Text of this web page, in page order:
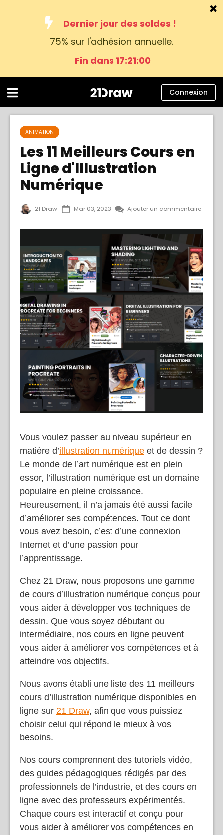
Dernier jour des soldes !
75% sur l'adhésion annuelle.
Fin dans 17:20:59
Aide
Blog
À propos
Connexion
Français
Connexion
ANIMATION
Les 11 Meilleurs Cours en
Ligne d'Illustration
Numérique
21 Draw Mar 03, 2023 Ajouter un commentaire
Vous voulez passer au niveau supérieur en
matière d’illustration numérique et de dessin ?
Le monde de l’art numérique est en plein
essor, l’illustration numérique est un domaine
populaire en pleine croissance.
Heureusement, il n’a jamais été aussi facile
d’améliorer ses compétences. Tout ce dont
vous avez besoin, c’est d’une connexion
Internet et d’une passion pour
l’apprentissage.
Chez 21 Draw, nous proposons une gamme
de cours d’illustration numérique conçus pour
vous aider à développer vos techniques de
dessin. Que vous soyez débutant ou
intermédiaire, nos cours en ligne peuvent
vous aider à améliorer vos compétences et à
atteindre vos objectifs.
Nous avons établi une liste des 11 meilleurs
cours d’illustration numérique disponibles en
ligne sur 21 Draw, afin que vous puissiez
choisir celui qui répond le mieux à vos
besoins.
Nos cours comprennent des tutoriels vidéo,
des guides pédagogiques rédigés par des
professionnels de l’industrie, et des cours en
ligne avec des professeurs expérimentés.
Chaque cours est interactif et conçu pour
vous aider à améliorer vos compétences en